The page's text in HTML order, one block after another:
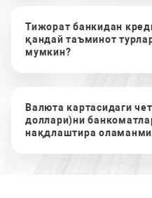
Тижорат банкидан
қандай таъминот
мумкин?
Валюта картасидаги
доллари)ни
нақдлаштира